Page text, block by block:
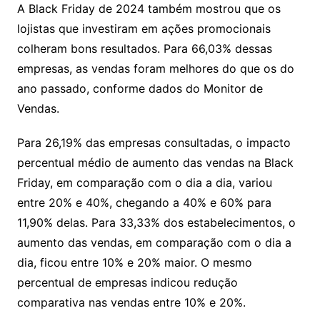
A Black Friday de 2024 também mostrou que os
lojistas que investiram em ações promocionais
colheram bons resultados. Para 66,03% dessas
empresas, as vendas foram melhores do que os do
ano passado, conforme dados do Monitor de
Vendas.
Para 26,19% das empresas consultadas, o impacto
percentual médio de aumento das vendas na Black
Friday, em comparação com o dia a dia, variou
entre 20% e 40%, chegando a 40% e 60% para
11,90% delas. Para 33,33% dos estabelecimentos, o
aumento das vendas, em comparação com o dia a
dia, ficou entre 10% e 20% maior. O mesmo
percentual de empresas indicou redução
comparativa nas vendas entre 10% e 20%.